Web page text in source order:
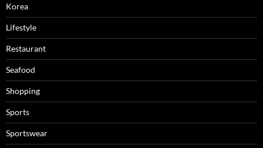
Korea
Lifestyle
Restaurant
Seafood
Shopping
Sports
Sportswear